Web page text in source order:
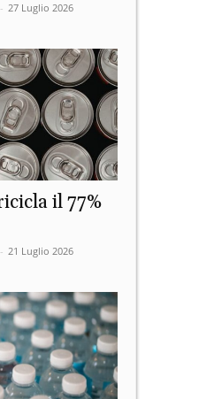
- 27 Luglio 2026
il 77%
- 21 Luglio 2026